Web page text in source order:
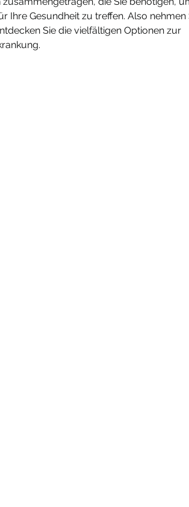
Ihre Gesundheit zu treffen. Also nehmen
Sie die vielfältigen Optionen zur